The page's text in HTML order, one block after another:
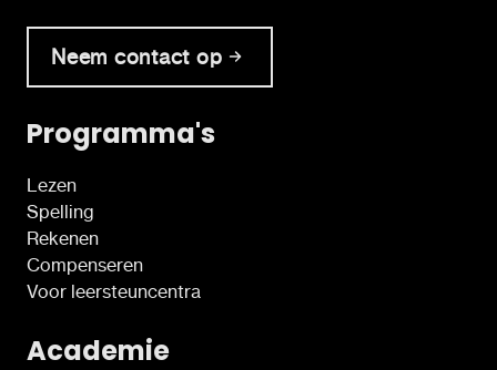
Neem contact op
Programma's
Lezen
Spelling
Rekenen
Compenseren
Voor leersteuncentra
Academie